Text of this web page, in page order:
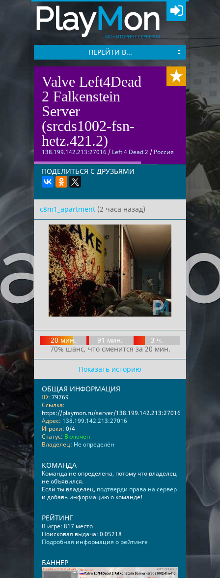
PlayMon
МОНИТОРИНГ СЕРВЕРОВ
ПЕРЕЙТИ В...
Valve Left4Dead
2 Falkenstein
Server
(srcds1002-fsn-
hetz.421.2)
138.199.142.213:27016 / Left 4 Dead 2 / Россия
ПОДЕЛИТЬСЯ С ДРУЗЬЯМИ
c8m1_apartment (2 часа назад)
20 мин. 91 мин.
3 ч.
70% шанс, что сменится за 20 мин.
Показать историю
ОБЩАЯ ИНФОРМАЦИЯ
ID: 79769
Ссылка:
https://playmon.ru/server/138.199.142.213:27016
Адрес: 138.199.142.213:27016
Игроки: 0/4
Статус: Включен
Владелец: Не определён
КОМАНДА
Команда не определена, потому что владелец
не объявился.
Если ты владелец, подтверди права на сервер
и добавь информацию о команде!
РЕЙТИНГ
В игре: 817 место
Поисковая выдача: 0.05218
Подробная информация о рейтинге
БАННЕР